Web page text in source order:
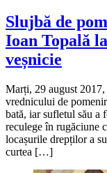
Slujbă de
Ioan Topală
veșnicie
Marți, 29 august
vrednicului de
bată, iar sufletul său a
reculege în rugăciune
locașurile drepților a
curtea […]